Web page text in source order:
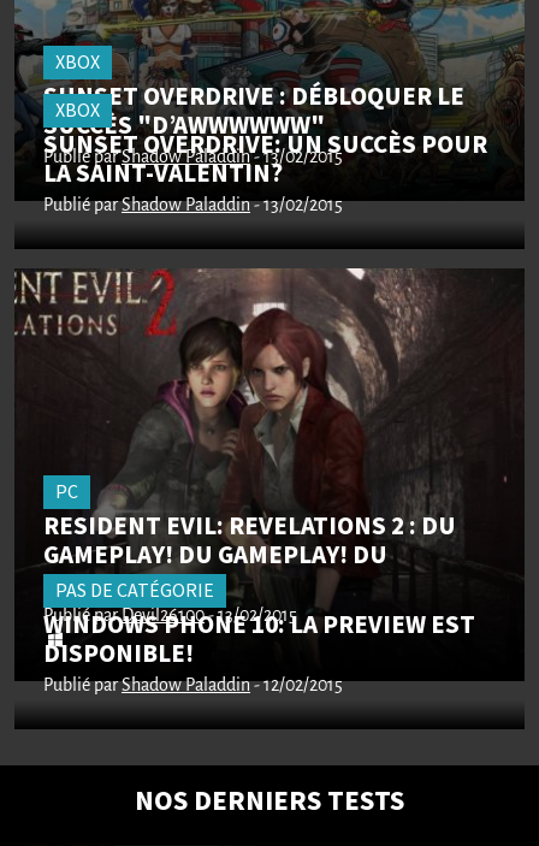
XBOX
SUNSET OVERDRIVE : DÉBLOQUER LE
SUCCÈS "D’AWWWWWW"
Publié parShadow Paladdin- 13/02/2015
XBOX
SUNSET OVERDRIVE: UN SUCCÈS POUR
LA SAINT-VALENTIN?
Publié parShadow Paladdin- 13/02/2015
PC
RESIDENT EVIL: REVELATIONS 2 : DU
GAMEPLAY! DU GAMEPLAY! DU
GAMEPLAY!
Publié parDevil26100- 13/02/2015
PAS DE CATÉGORIE
WINDOWS PHONE 10: LA PREVIEW EST
DISPONIBLE!
Publié parShadow Paladdin- 12/02/2015
NOS DERNIERS TESTS